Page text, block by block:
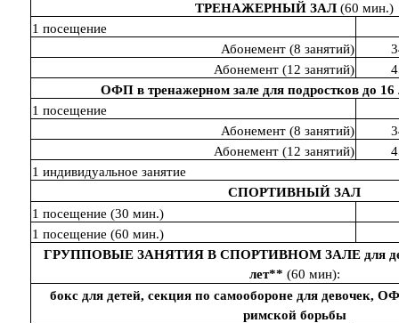
ТРЕНАЖЕРНЫЙ ЗАЛ (60 мин.)
1 посещение
Абонемент (8 занятий)
Абонемент (12 занятий)
ОФП в тренажерном зале для подростков до 16
1 посещение
Абонемент (8 занятий)
Абонемент (12 занятий)
1 индивидуальное занятие
СПОРТИВНЫЙ ЗАЛ
1 посещение (30 мин.)
1 посещение (60 мин.)
ГРУППОВЫЕ ЗАНЯТИЯ В СПОРТИВНОМ ЗАЛЕ для
лет** (60 мин):
бокс для детей, секция по самообороне для девочек,
римской борьбы